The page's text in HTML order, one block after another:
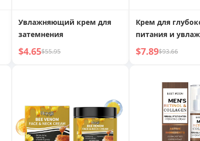
Увлажняющий крем для
затемнения
$4.65$55.95
Крем для
питания и
$7.89$93.66